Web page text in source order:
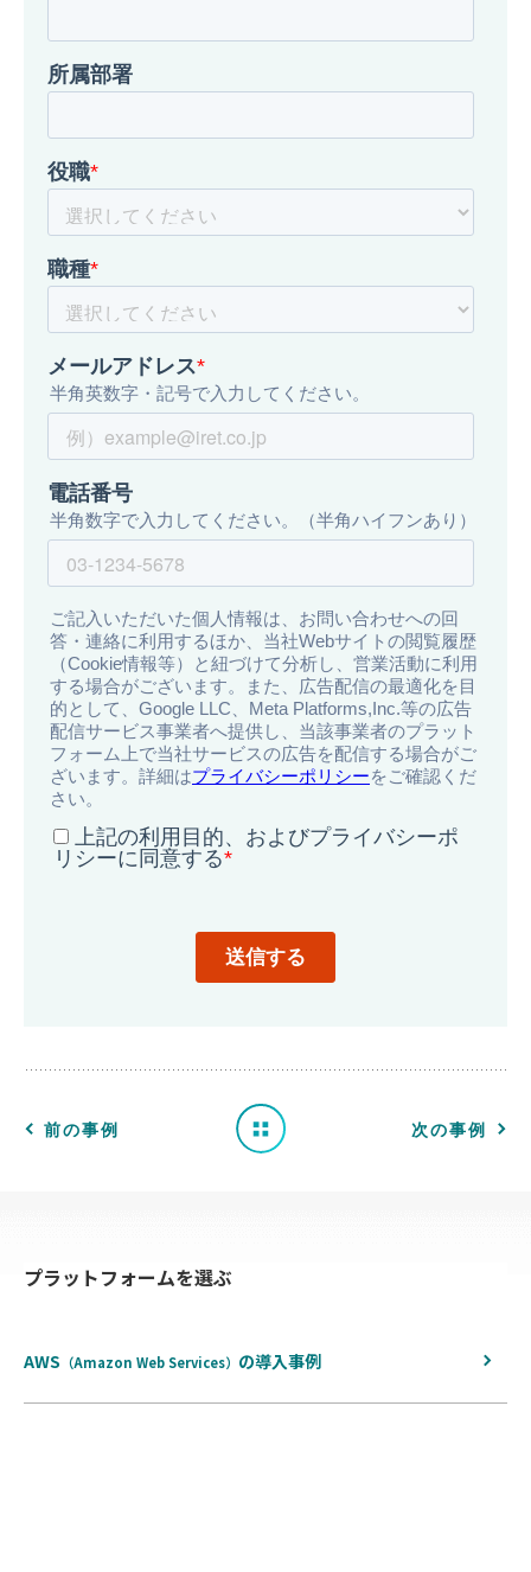
前の事例
例
一 次の事例
プラットフォームを選ぶ
AWS （Amazon Web Services） の導入事例